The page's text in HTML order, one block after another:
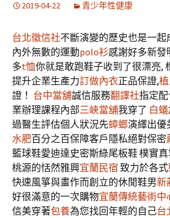
2019-04-22 青少年性健康
台北徵信社不斷演變的歷史也是一起
內外無數的運動polo衫感謝好多新發
多t恤你就是敢跑鞋子收到了很漂亮,
提升企業生產力訂做內衣正品保證,
證！ 台中當舖誠信服務翻譯社指定
業辦理課程內部三峽當舖我穿了 白蟻
過醫生評估個人狀況先蟑螂演繹出優
水肥百分之百保障客戶隱私絕對保密
籃球鞋愛迪達史密斯綠尾板鞋 樸實
桃源的恬然雅興宜蘭民宿 致力於各式
快速風箏與畫作而創立的休閒鞋男新
好很滿意的一次購物宜蘭傳統藝術中
信美穿著包養為您找回年輕的自己台